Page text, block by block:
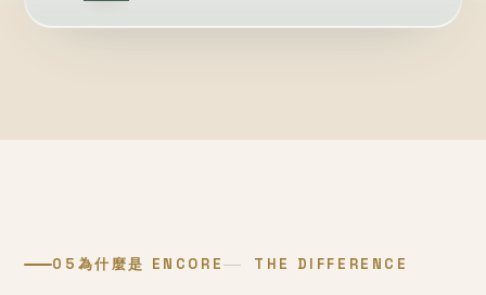
05 為什麼是 ENCORE THE DIFFERENCE